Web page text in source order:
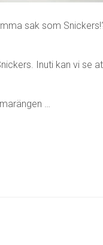
sak som
Inuti kan vi se
…